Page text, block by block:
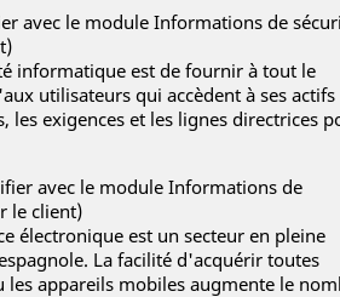
avec le module Informations de
informatique est de fournir à tout le
utilisateurs qui accèdent à ses actifs
exigences et les lignes directrices
avec le module Informations de
le client)
électronique est un secteur en pleine
La facilité d'acquérir toutes
les appareils mobiles augmente le